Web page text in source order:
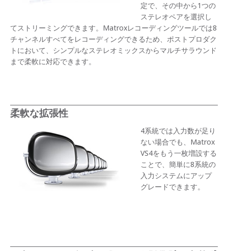
定で、その中から1つの
ステレオペアを選択し
てストリーミングできます。Matroxレコーディングツールでは8
チャンネルすべてをレコーディングできるため、ポストプロダク
トにおいて、シンプルなステレオミックスからマルチサラウンド
まで柔軟に対応できます。
柔軟な拡張性
4系統では入力数が足り
ない場合でも、Matrox
VS4をもう一枚増設する
ことで、簡単に8系統の
入力システムにアップ
グレードできます。